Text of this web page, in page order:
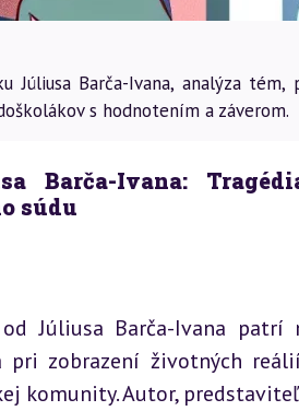
Júliusa Barča-Ivana, analýza
s hodnotením a záverom.
Barča-Ivana:
súdu
od Júliusa Barča-Ivana
pri zobrazení životných
komunity. Autor,